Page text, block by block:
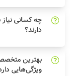
چه کسانی
دارند؟
بهترین
ویژگی‌هایی